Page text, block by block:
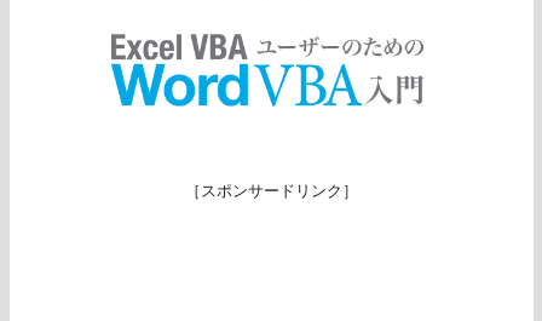
［スポンサードリンク］